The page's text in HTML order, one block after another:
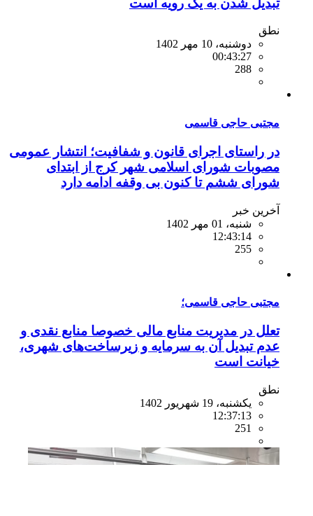
تبدیل شدن به یک رویه است
نطق
دوشنبه، 10 مهر 1402
00:43:27
288
مجتبی حاجی قاسمی
در راستای اجرای قانون و شفافیت؛ انتشار عمومی
مصوبات شورای اسلامی شهر کرج از ابتدای
شورای ششم تا کنون بی وقفه ادامه دارد
آخرین خبر
شنبه، 01 مهر 1402
12:43:14
255
مجتبی حاجی قاسمی؛
تعلل در مدیریت منابع مالی خصوصا منابع نقدی و
عدم تبدیل آن به سرمایه و زیرساخت‌های شهری،
خیانت است
نطق
یکشنبه، 19 شهریور 1402
12:37:13
251